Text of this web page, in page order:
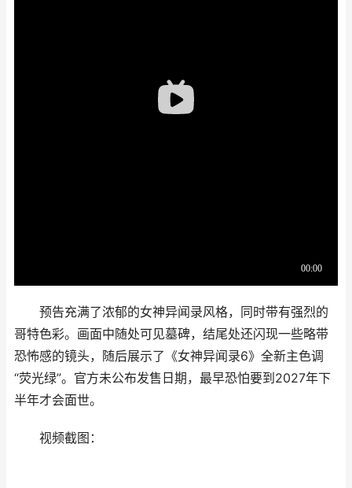
预告充满了浓郁的女神异闻录风格，同时带有强烈的
哥特色彩。画面中随处可见墓碑，结尾处还闪现一些略带
恐怖感的镜头，随后展示了《女神异闻录6》全新主色调
“荧光绿”。官方未公布发售日期，最早恐怕要到2027年下
半年才会面世。
视频截图：